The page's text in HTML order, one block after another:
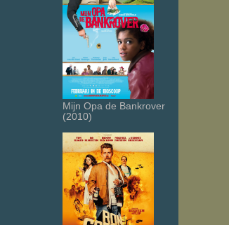
Mijn Opa de Bankrover
(2010)